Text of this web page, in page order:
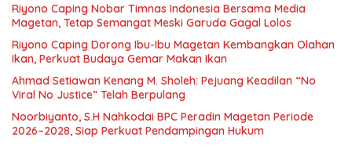
Riyono Caping Nobar Timnas Indonesia Bersama Media
Magetan, Tetap Semangat Meski Garuda Gagal Lolos
Riyono Caping Dorong Ibu-Ibu Magetan Kembangkan Olahan
Ikan, Perkuat Budaya Gemar Makan Ikan
Ahmad Setiawan Kenang M. Sholeh: Pejuang Keadilan “No
Viral No Justice” Telah Berpulang
Noorbiyanto, S.H Nahkodai BPC Peradin Magetan Periode
2026–2028, Siap Perkuat Pendampingan Hukum